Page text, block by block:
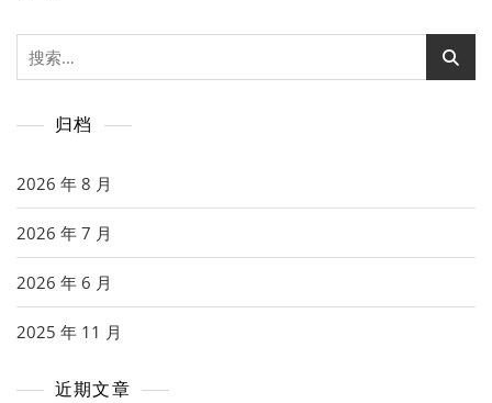
搜
索：
归档
2026 年 8 月
2026 年 7 月
2026 年 6 月
2025 年 11 月
近期文章